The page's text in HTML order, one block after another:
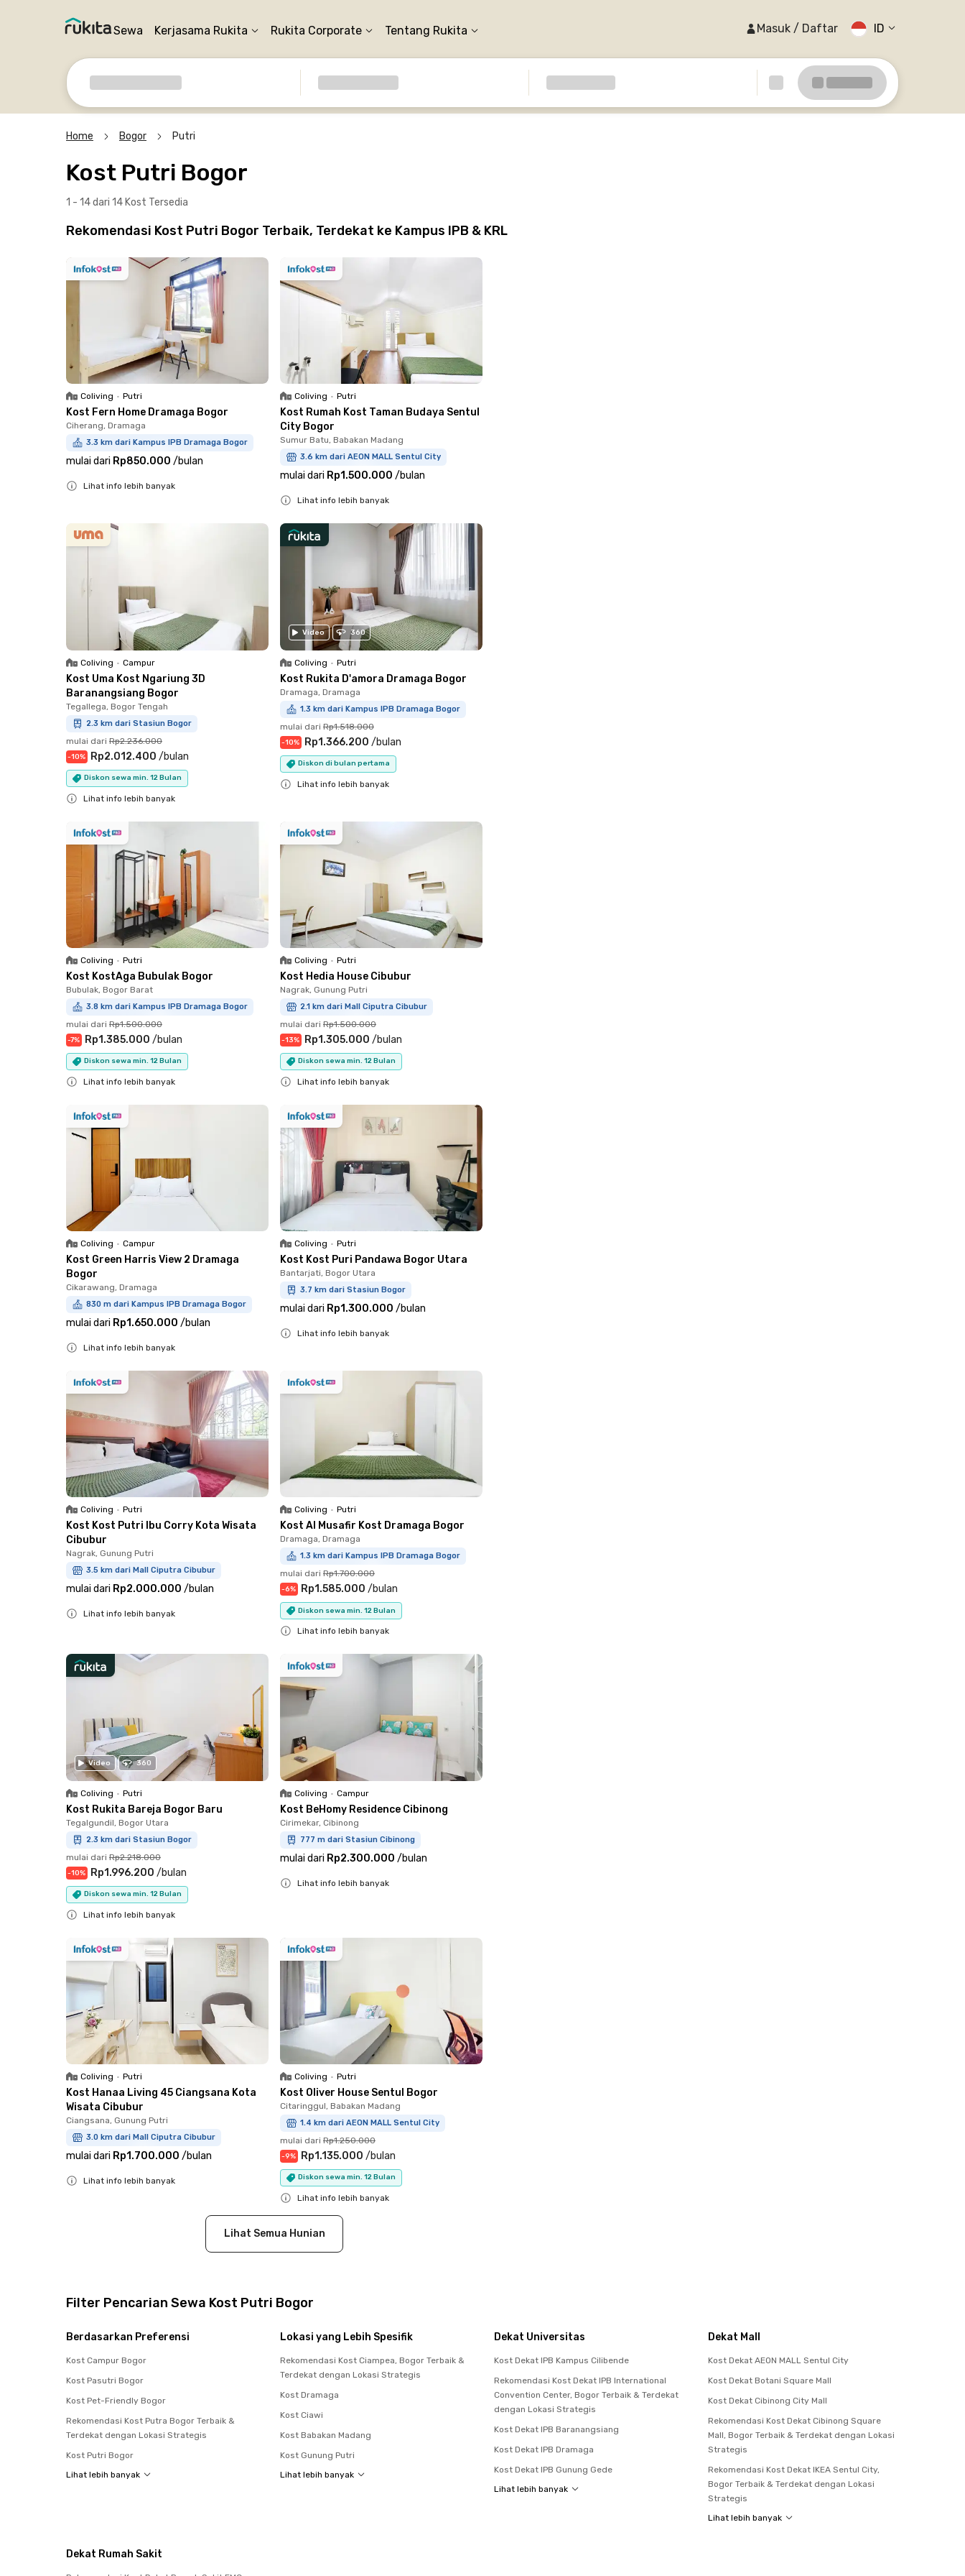
Sewa Kerjasama Rukita Rukita Corporate Tentang Rukita Masuk / Daftar ID
Home Bogor Putri
Kost Putri Bogor
1 - 14 dari 14 Kost Tersedia
Rekomendasi Kost Putri Bogor Terbaik, Terdekat ke Kampus IPB & KRL
Coliving • Putri
Kost Fern Home Dramaga Bogor
Ciherang, Dramaga
3.3 km dari Kampus IPB Dramaga Bogor
mulai dari Rp850.000 /bulan
Lihat info lebih banyak
Coliving • Putri
Kost Rumah Kost Taman Budaya Sentul
City Bogor
Sumur Batu, Babakan Madang
3.6 km dari AEON MALL Sentul City
mulai dari Rp1.500.000 /bulan
Lihat info lebih banyak
Coliving • Campur
Kost Uma Kost Ngariung 3D
Baranangsiang Bogor
Tegallega, Bogor Tengah
2.3 km dari Stasiun Bogor
mulai dari Rp2.236.000
-10% Rp2.012.400 /bulan
Diskon sewa min. 12 Bulan
Lihat info lebih banyak
Video 360
Coliving • Putri
Kost Rukita D'amora Dramaga Bogor
Dramaga, Dramaga
1.3 km dari Kampus IPB Dramaga Bogor
mulai dari Rp1.518.000
-10% Rp1.366.200 /bulan
Diskon di bulan pertama
Lihat info lebih banyak
Coliving • Putri
Kost KostAga Bubulak Bogor
Bubulak, Bogor Barat
3.8 km dari Kampus IPB Dramaga Bogor
mulai dari Rp1.500.000
-7% Rp1.385.000 /bulan
Diskon sewa min. 12 Bulan
Lihat info lebih banyak
Coliving • Putri
Kost Hedia House Cibubur
Nagrak, Gunung Putri
2.1 km dari Mall Ciputra Cibubur
mulai dari Rp1.500.000
-13% Rp1.305.000 /bulan
Diskon sewa min. 12 Bulan
Lihat info lebih banyak
Coliving • Campur
Kost Green Harris View 2 Dramaga
Bogor
Cikarawang, Dramaga
830 m dari Kampus IPB Dramaga Bogor
mulai dari Rp1.650.000 /bulan
Lihat info lebih banyak
Coliving • Putri
Kost Kost Puri Pandawa Bogor Utara
Bantarjati, Bogor Utara
3.7 km dari Stasiun Bogor
mulai dari Rp1.300.000 /bulan
Lihat info lebih banyak
Coliving • Putri
Kost Kost Putri Ibu Corry Kota Wisata
Cibubur
Nagrak, Gunung Putri
3.5 km dari Mall Ciputra Cibubur
mulai dari Rp2.000.000 /bulan
Lihat info lebih banyak
Coliving • Putri
Kost Al Musafir Kost Dramaga Bogor
Dramaga, Dramaga
1.3 km dari Kampus IPB Dramaga Bogor
mulai dari Rp1.700.000
-6% Rp1.585.000 /bulan
Diskon sewa min. 12 Bulan
Lihat info lebih banyak
Video 360
Coliving • Putri
Kost Rukita Bareja Bogor Baru
Tegalgundil, Bogor Utara
2.3 km dari Stasiun Bogor
mulai dari Rp2.218.000
-10% Rp1.996.200 /bulan
Diskon sewa min. 12 Bulan
Lihat info lebih banyak
Coliving • Campur
Kost BeHomy Residence Cibinong
Cirimekar, Cibinong
777 m dari Stasiun Cibinong
mulai dari Rp2.300.000 /bulan
Lihat info lebih banyak
Coliving • Putri
Kost Hanaa Living 45 Ciangsana Kota
Wisata Cibubur
Ciangsana, Gunung Putri
3.0 km dari Mall Ciputra Cibubur
mulai dari Rp1.700.000 /bulan
Lihat info lebih banyak
Coliving • Putri
Kost Oliver House Sentul Bogor
Citaringgul, Babakan Madang
1.4 km dari AEON MALL Sentul City
mulai dari Rp1.250.000
-9% Rp1.135.000 /bulan
Diskon sewa min. 12 Bulan
Close
Lihat info lebih banyak
Lihat Semua Hunian
Filter Pencarian Sewa Kost Putri Bogor
Berdasarkan Preferensi
Kost Campur Bogor
Kost Pasutri Bogor
Kost Pet-Friendly Bogor
Rekomendasi Kost Putra Bogor Terbaik &
Terdekat dengan Lokasi Strategis
Kost Putri Bogor
Lihat lebih banyak
Lokasi yang Lebih Spesifik
Rekomendasi Kost Ciampea, Bogor Terbaik &
Terdekat dengan Lokasi Strategis
Kost Dramaga
Kost Ciawi
Kost Babakan Madang
Kost Gunung Putri
Lihat lebih banyak
Dekat Universitas
Kost Dekat IPB Kampus Cilibende
Rekomendasi Kost Dekat IPB International
Convention Center, Bogor Terbaik & Terdekat
dengan Lokasi Strategis
Kost Dekat IPB Baranangsiang
Kost Dekat IPB Dramaga
Kost Dekat IPB Gunung Gede
Lihat lebih banyak
Dekat Mall
Kost Dekat AEON MALL Sentul City
Kost Dekat Botani Square Mall
Kost Dekat Cibinong City Mall
Rekomendasi Kost Dekat Cibinong Square
Mall, Bogor Terbaik & Terdekat dengan Lokasi
Strategis
Rekomendasi Kost Dekat IKEA Sentul City,
Bogor Terbaik & Terdekat dengan Lokasi
Strategis
Lihat lebih banyak
Dekat Rumah Sakit